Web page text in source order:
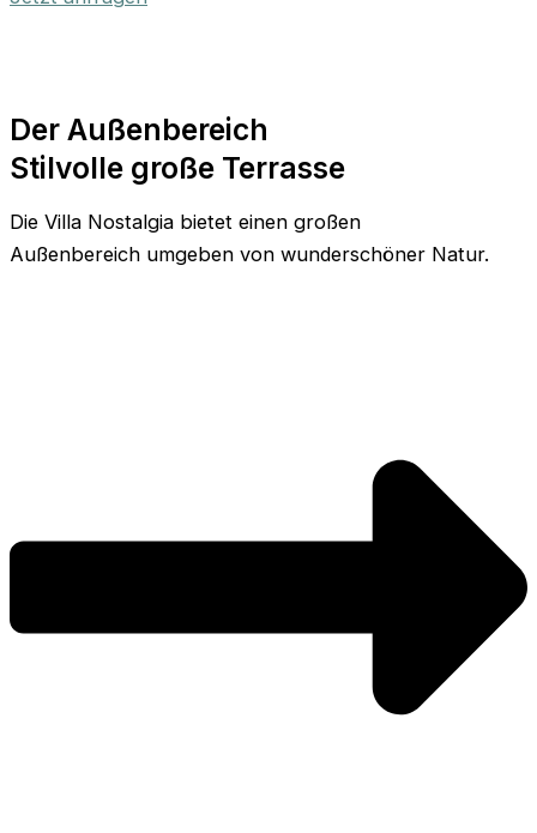
Der Außenbereich
Stilvolle große Terrasse
Die Villa Nostalgia bietet einen großen
Außenbereich umgeben von wunderschöner Natur.